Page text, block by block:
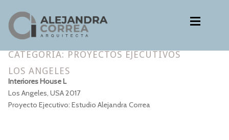
a
la
navegación
al
contenido
Proyectos
Metodología
CATEGORÍA: PROYECTOS EJECUTIVOS
LOS ANGELES
Interiores House L
Los Angeles, USA 2017
Proyecto Ejecutivo: Estudio Alejandra Correa